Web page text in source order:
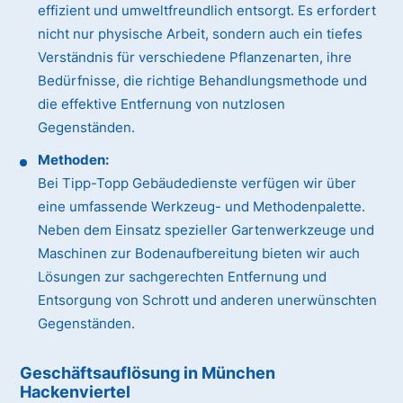
effizient und umweltfreundlich entsorgt. Es erfordert
nicht nur physische Arbeit, sondern auch ein tiefes
Verständnis für verschiedene Pflanzenarten, ihre
Bedürfnisse, die richtige Behandlungsmethode und
die effektive Entfernung von nutzlosen
Gegenständen.
Methoden:
Bei Tipp-Topp Gebäudedienste verfügen wir über
eine umfassende Werkzeug- und Methodenpalette.
Neben dem Einsatz spezieller Gartenwerkzeuge und
Maschinen zur Bodenaufbereitung bieten wir auch
Lösungen zur sachgerechten Entfernung und
Entsorgung von Schrott und anderen unerwünschten
Gegenständen.
Geschäftsauflösung in München
Hackenviertel